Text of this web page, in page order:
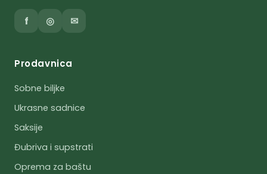
f ◎ ✉
Prodavnica
Sobne biljke
Ukrasne sadnice
Saksije
Đubriva i supstrati
Oprema za baštu